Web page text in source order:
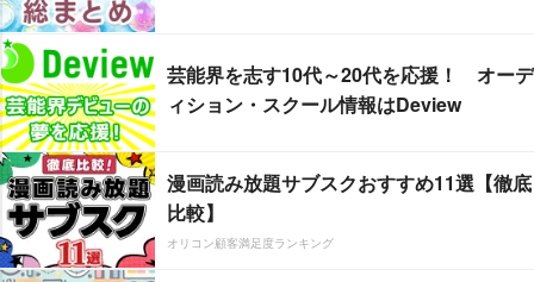
芸能界を志す10代～20代を応援！ オーデ
ィション・スクール情報はDeview
漫画読み放題サブスクおすすめ11選【徹底
比較】
オリコン顧客満足度ランキング